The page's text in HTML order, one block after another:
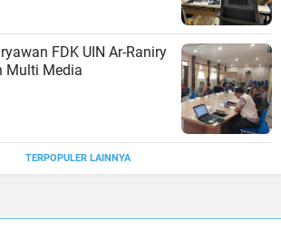
FDK UIN Ar-Raniry
Multi Media
TERPOPULER LAINNYA